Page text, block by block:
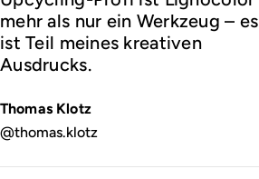
mehr als nur ein Werkzeug – es
ist Teil meines kreativen
Ausdrucks.
Thomas Klotz
@thomas.klotz